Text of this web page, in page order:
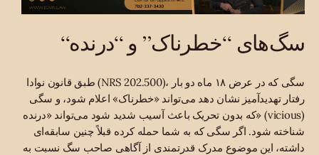
“سگ‌های “خطرناک” و “درنده
طبق قانون نوادا (NRS 202.500)، سگی که در عرض ۱۸ ماه دو بار
رفتار تهدیدآمیز نشان دهد می‌تواند «خطرناک» اعلام شود، و سگی
که بدون تحریک باعث آسیب شدید شود می‌تواند «درنده» (vicious)
شناخته شود. اگر سگی که به شما حمله کرده قبلاً چنین سابقه‌ای
داشته، این موضوع مدرک قدرتمندی از آگاهی صاحب سگ نسبت به